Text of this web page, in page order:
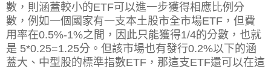
數，則涵蓋較小的ETF可以進一步獲得相應比例分
數，例如一個國家有一支本土股市全市場ETF，但費
用率在0.5%-1%之間，因此只能獲得1/4的分數，也就
是 5*0.25=1.25分。但該市場也有發行0.2%以下的涵
蓋大、中型股的標準指數ETF，那這支ETF還可以在這